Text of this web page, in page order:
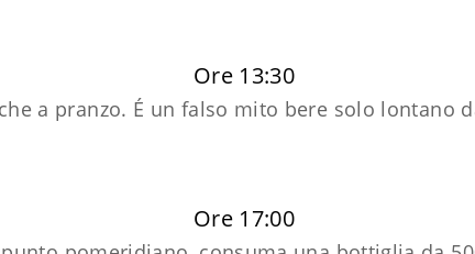
Ore 13:30
a pranzo. É un falso mito bere solo lontano
Ore 17:00